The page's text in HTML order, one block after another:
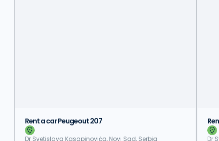
Rent a car Peugeout 207
Dr Svetislava Kasapinovića, Novi Sad, Serbia Dr